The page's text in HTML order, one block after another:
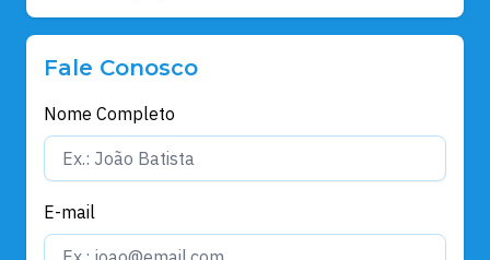
Fale Conosco
Nome Completo
E-mail